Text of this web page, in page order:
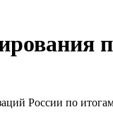
России по